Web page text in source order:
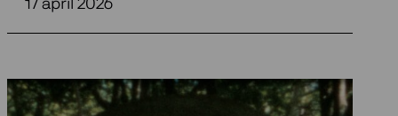
17 april 2026